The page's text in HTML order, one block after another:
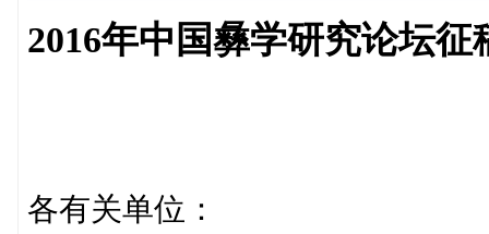
2016年中国彝学研究论坛征
各有关单位：